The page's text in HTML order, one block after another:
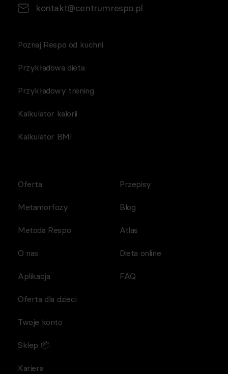
kontakt@centrumrespo.pl
Poznaj Respo od kuchni
Przykładowa dieta
Przykładowy trening
Kalkulator kalorii
Kalkulator BMI
Oferta
Metamorfozy
Metoda Respo
O nas
Aplikacja
Przepisy
Blog
Atlas
Dieta online
FAQ
Oferta dla dzieci
Twoje konto
Sklep 📦
Kariera